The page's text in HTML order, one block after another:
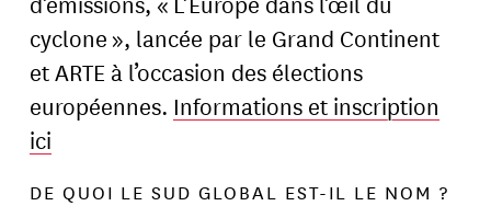
cyclone », lancée par le Grand Continent
et ARTE à l’occasion des élections
européennes. Informations et inscription
ici
DE QUOI LE SUD GLOBAL EST-IL LE NOM ?